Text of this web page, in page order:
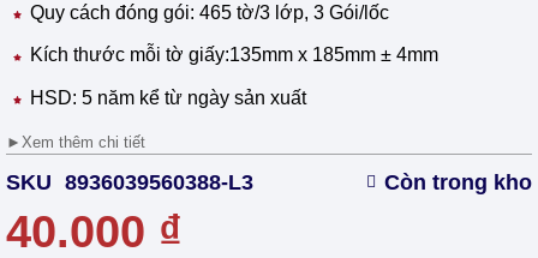
Quy cách đóng gói: 465 tờ/3 lớp, 3 Gói/lốc
Kích thước mỗi tờ giấy:135mm x 185mm ± 4mm
HSD: 5 năm kể từ ngày sản xuất
► Xem thêm chi tiết
SKU 8936039560388-L3 Còn trong kho
40.000 ₫